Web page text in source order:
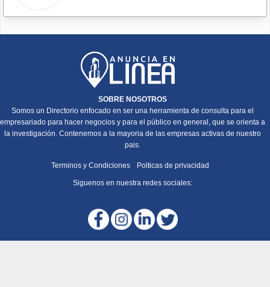
SOBRE NOSOTROS
Somos un Directorio enfocado en ser una herramienta de consulta para el
empresariado para hacer negocios y para el público en general, que se orienta a
la investigación. Contenemos a la mayoria de las empresas activas de nuestro
pais.
Terminos y Condiciones Polticas de privacidad
Siguenos en nuestra redes sociales: